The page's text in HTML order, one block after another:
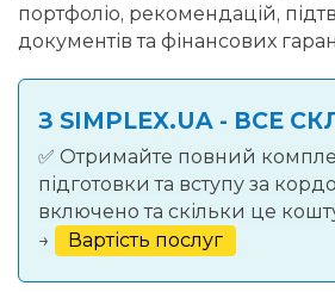
портфоліо, рекомендацій,
документів та фінансових
З SIMPLEX.UA - ВСЕ
✅ Отримайте повний
підготовки та вступу за
включено та скільки це
→
Вартість послуг